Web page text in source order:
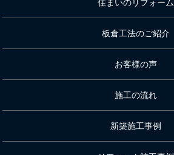
住まいのリフォーム
板倉工法のご紹介
お客様の声
施工の流れ
新築施工事例